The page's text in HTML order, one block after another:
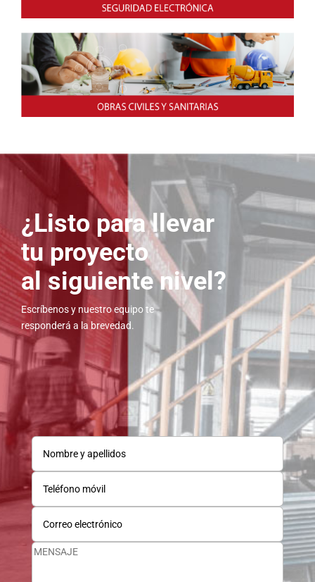
¿Listo para llevar
tu proyecto
al siguiente nivel?
Escríbenos y nuestro equipo te
responderá a la brevedad.